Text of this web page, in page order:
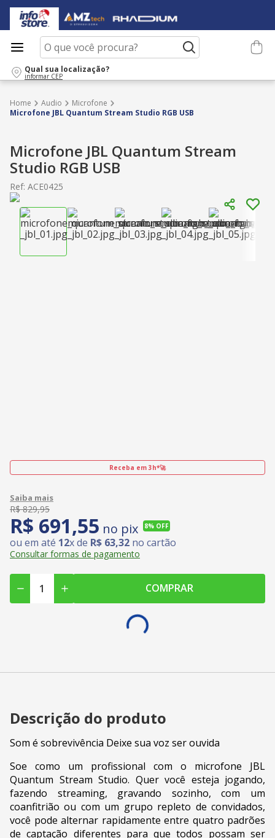
O que você procura?
Qual sua localização?
informar CEP
Audio
Microfone
Microfone JBL Quantum Stream Studio RGB USB
Microfone JBL Quantum Stream
Studio RGB USB
Ref: ACE0425
Receba em 3h*🚀
R$ 829,95
R$ 691,55 no pix 8% OFF
ou em até 12x de R$ 63,32 no cartão
Consultar formas de pagamento
COMPRAR
Descrição do produto
Som é sobrevivência Deixe sua voz ser ouvida
Soe como um profissional com o microfone JBL
Quantum Stream Studio. Quer você esteja jogando,
fazendo streaming, gravando sozinho, com um
coanfitrião ou com um grupo repleto de convidados,
você pode alternar rapidamente entre quatro padrões
de captação diferentes para que todos possam ser